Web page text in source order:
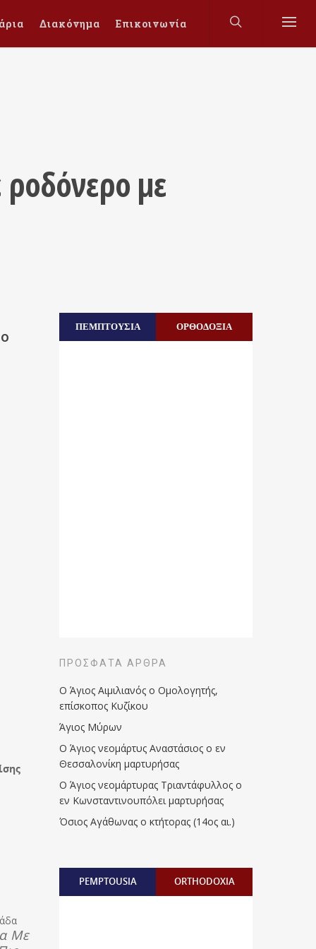
Διακόνημα Επικοινωνία
με
Με
ΠΕΜΠΤΟΥΣΙΑ ΟΡΘΟΔΟΞΙΑ
ΠΡΌΣΦΑΤΑ ΆΡΘΡΑ
Ο Άγιος Αιμιλιανός ο Ομολογητής,
επίσκοπος Κυζίκου
Άγιος Μύρων
Ο Άγιος νεομάρτυς Αναστάσιος ο εν
Θεσσαλονίκη μαρτυρήσας
Ο Άγιος νεομάρτυρας Τριαντάφυλλος ο
εν Κωνσταντινουπόλει μαρτυρήσας
Όσιος Αγάθωνας ο κτήτορας (14ος αι.)
PEMPTOUSIA ORTHODOXIA